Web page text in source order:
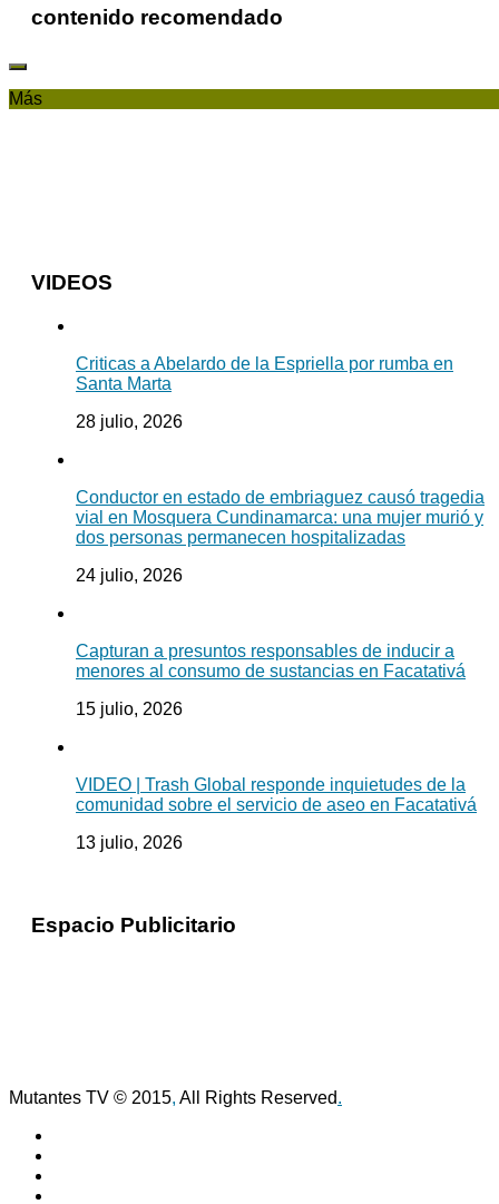
contenido recomendado
Más
VIDEOS
Criticas a Abelardo de la Espriella por rumba en
Santa Marta
28 julio, 2026
Conductor en estado de embriaguez causó tragedia
vial en Mosquera Cundinamarca: una mujer murió y
dos personas permanecen hospitalizadas
24 julio, 2026
Capturan a presuntos responsables de inducir a
menores al consumo de sustancias en Facatativá
15 julio, 2026
VIDEO | Trash Global responde inquietudes de la
comunidad sobre el servicio de aseo en Facatativá
13 julio, 2026
Espacio Publicitario
Mutantes TV © 2015, All Rights Reserved.